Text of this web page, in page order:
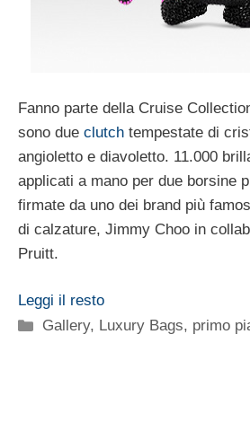
Fanno parte della Cruise
sono due clutch tempestate di
angioletto e diavoletto. 11.000
applicati a mano per due borsine
firmate da uno dei brand più
di calzature, Jimmy Choo in
Pruitt.
Leggi il resto
Categorie
Gallery, Luxury Bags, primo